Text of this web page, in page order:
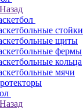
Назад
стойки
щиты
фермы
кольца
мячи
Назад